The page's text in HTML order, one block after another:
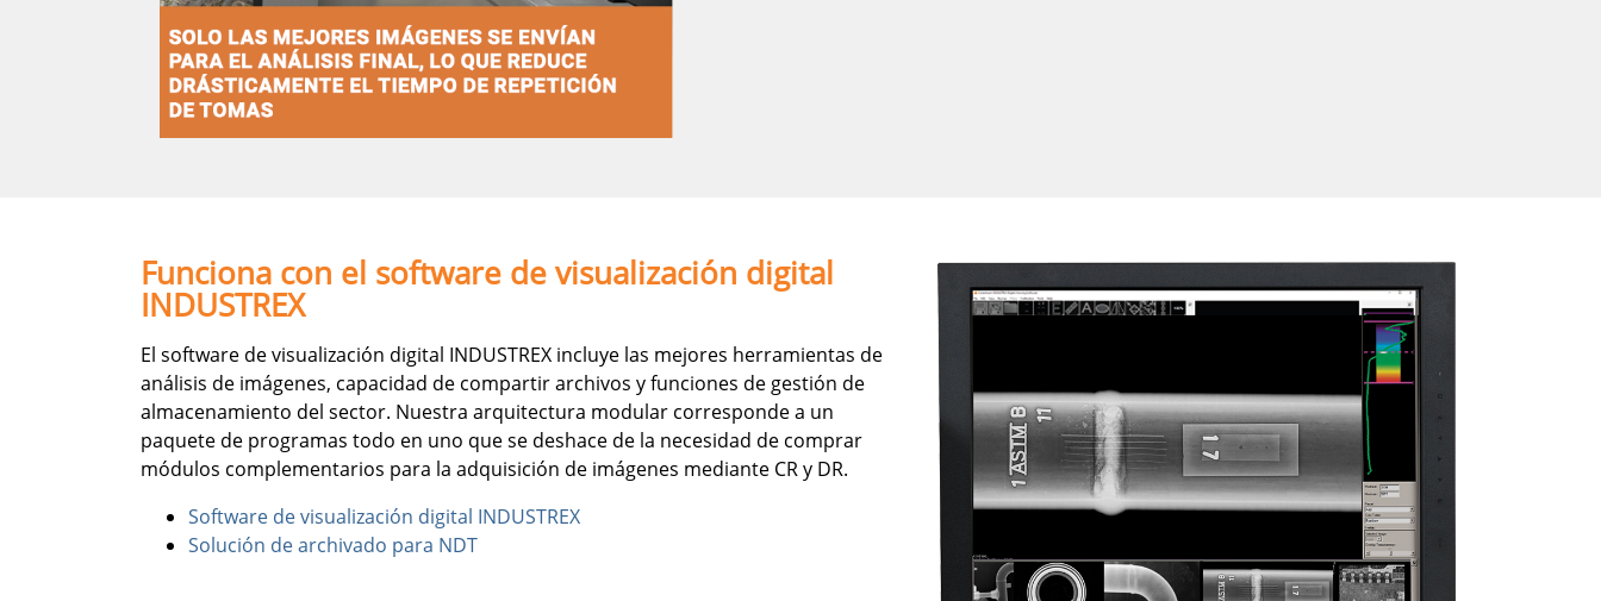
Funciona con el software de visualización digital
INDUSTREX
El software de visualización digital INDUSTREX incluye las mejores herramientas de
análisis de imágenes, capacidad de compartir archivos y funciones de gestión de
almacenamiento del sector. Nuestra arquitectura modular corresponde a un
paquete de programas todo en uno que se deshace de la necesidad de comprar
módulos complementarios para la adquisición de imágenes mediante CR y DR.
Software de visualización digital INDUSTREX
Solución de archivado para NDT